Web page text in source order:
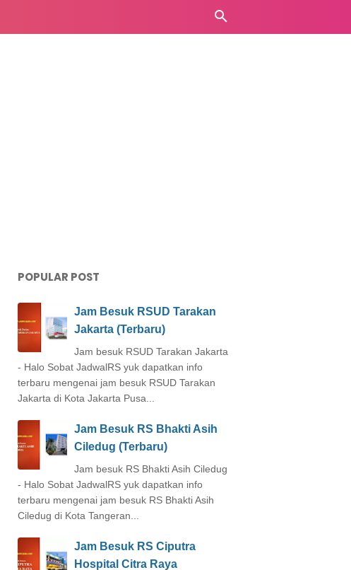
POPULAR POST
Jam Besuk RSUD Tarakan
Jakarta (Terbaru)
Jam besuk RSUD Tarakan Jakarta
- Halo Sobat JadwalRS yuk dapatkan info
terbaru mengenai jam besuk RSUD Tarakan
Jakarta di Kota Jakarta Pusa...
Jam Besuk RS Bhakti Asih
Ciledug (Terbaru)
Jam besuk RS Bhakti Asih Ciledug
- Halo Sobat JadwalRS yuk dapatkan info
terbaru mengenai jam besuk RS Bhakti Asih
Ciledug di Kota Tangeran...
Jam Besuk RS Ciputra
Hospital Citra Raya